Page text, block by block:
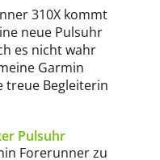
310X kommt
neue Pulsuhr
es nicht wahr
Garmin
treue Begleiterin
Pulsuhr
Forerunner zu